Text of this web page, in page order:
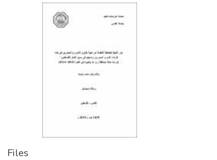
Files